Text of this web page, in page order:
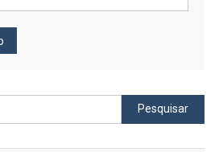
Pesquisar
por: